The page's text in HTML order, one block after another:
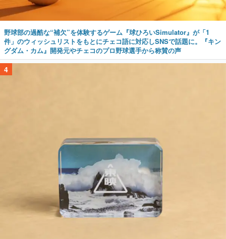
野球部の過酷な“補欠”を体験するゲーム『球ひろいSimulator』が「1
件」のウィッシュリストをもとにチェコ語に対応しSNSで話題に。『キン
グダム・カム』開発元やチェコのプロ野球選手から称賛の声
4